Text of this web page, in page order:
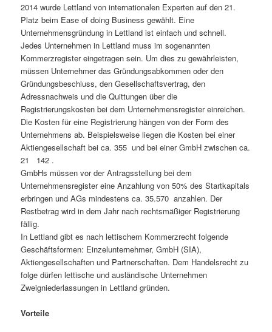
2014 wurde Lettland von internationalen Experten auf den 21.
Platz beim Ease of doing Business gewählt. Eine
Unternehmensgründung in Lettland ist einfach und schnell.
Jedes Unternehmen in Lettland muss im sogenannten
Kommerzregister eingetragen sein. Um dies zu gewährleisten,
müssen Unternehmer das Gründungsabkommen oder den
Gründungsbeschluss, den Gesellschaftsvertrag, den
Adressnachweis und die Quittungen über die
Registrierungskosten bei dem Unternehmensregister einreichen.
Die Kosten für eine Registrierung hängen von der Form des
Unternehmens ab. Beispielsweise liegen die Kosten bei einer
Aktiengesellschaft bei ca. 355  und bei einer GmbH zwischen ca.
21   142 .
GmbHs müssen vor der Antragsstellung bei dem
Unternehmensregister eine Anzahlung von 50% des Startkapitals
erbringen und AGs mindestens ca. 35.570  anzahlen. Der
Restbetrag wird in dem Jahr nach rechtsmäßiger Registrierung
fällig.
In Lettland gibt es nach lettischem Kommerzrecht folgende
Geschäftsformen: Einzelunternehmer, GmbH (SIA),
Aktiengesellschaften und Partnerschaften. Dem Handelsrecht zu
folge dürfen lettische und ausländische Unternehmen
Zweigniederlassungen in Lettland gründen.
Vorteile